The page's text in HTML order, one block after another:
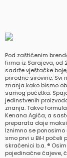
Pod zaštićenim
firma iz Sarajeva, od
sadrže vještačke
prirodne sirovine. Svi
znanja kako bismo
samog početka.
jedinstvenih
znanja. Takve
Kenana Agića, a
preparata daje
Iznimno se
smo prvi u BiH počeli
skraćenici b.a. ®
pojedinačne čajeve,